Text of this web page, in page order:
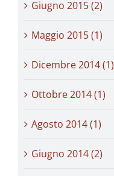
Giugno 2015 (2)
Maggio 2015 (1)
Dicembre 2014 (1)
Ottobre 2014 (1)
Agosto 2014 (1)
Giugno 2014 (2)